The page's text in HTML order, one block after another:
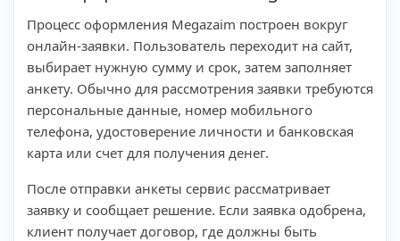
Процесс оформления Megazaim построен вокруг
онлайн-заявки. Пользователь переходит на сайт,
выбирает нужную сумму и срок, затем заполняет
анкету. Обычно для рассмотрения заявки требуются
персональные данные, номер мобильного
телефона, удостоверение личности и банковская
карта или счет для получения денег.
После отправки анкеты сервис рассматривает
заявку и сообщает решение. Если заявка одобрена,
клиент получает договор, где должны быть